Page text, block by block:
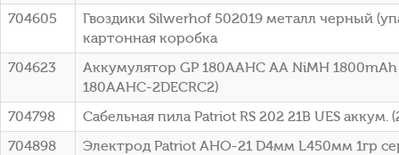
704605
Гвоздики Silwerhof 502019 металл черный
картонная коробка
704623
Аккумулятор GP 180AAHC AA NiMH 1800mAh
180AAHC-2DECRC2)
704798
Сабельная пила Patriot RS 202 21В UES аккум.
704898
Электрод Patriot АНО-21 D4мм L450мм 1гр